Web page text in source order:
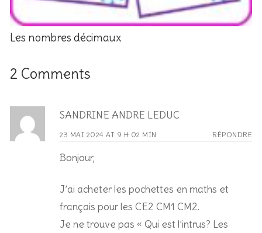
Les nombres décimaux
2 Comments
SANDRINE ANDRE LEDUC
23 MAI 2024 AT 9 H 02 MIN RÉPONDRE
Bonjour,
J’ai acheter les pochettes en maths et
français pour les CE2 CM1 CM2.
Je ne trouve pas « Qui est l’intrus? Les